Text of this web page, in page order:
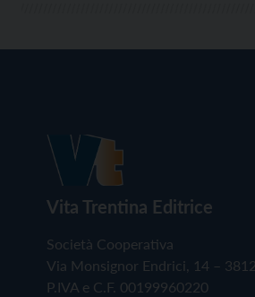
Vita Trentina Editrice
Società Cooperativa
Via Monsignor Endrici, 14 –
P.IVA e C.F. 00199960220